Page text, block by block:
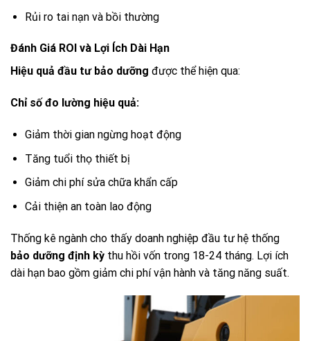
Rủi ro tai nạn và bồi thường
Đánh Giá ROI và Lợi Ích Dài Hạn
Hiệu quả đầu tư bảo dưỡng được thể hiện qua:
Chỉ số đo lường hiệu quả:
Giảm thời gian ngừng hoạt động
Tăng tuổi thọ thiết bị
Giảm chi phí sửa chữa khẩn cấp
Cải thiện an toàn lao động
Thống kê ngành cho thấy doanh nghiệp đầu tư hệ thống
bảo dưỡng định kỳ thu hồi vốn trong 18-24 tháng. Lợi ích
dài hạn bao gồm giảm chi phí vận hành và tăng năng suất.